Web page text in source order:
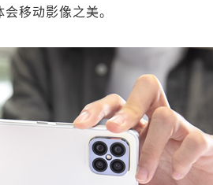
移动影像之美。